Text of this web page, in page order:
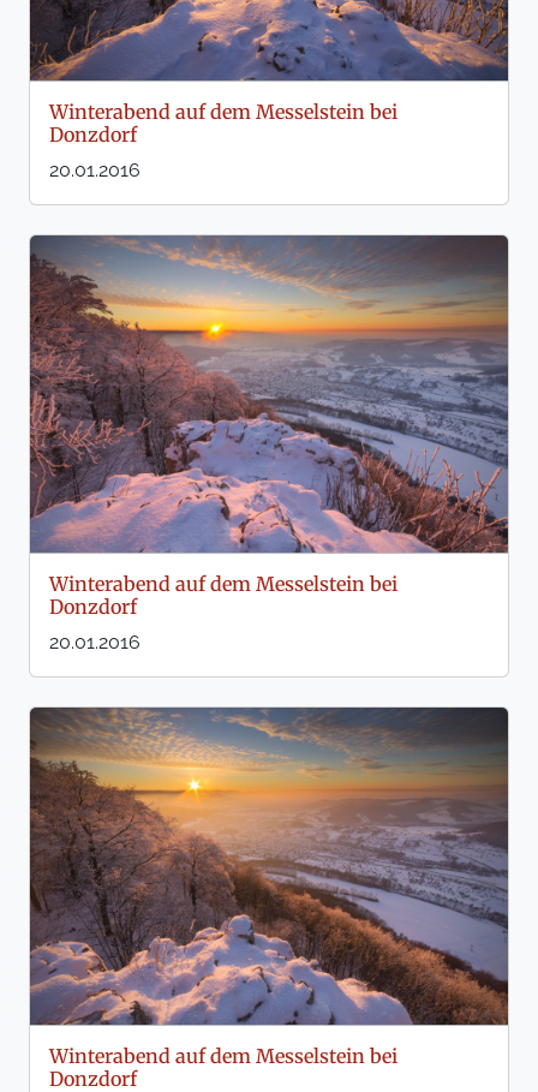
Winterabend auf dem Messelstein bei
Donzdorf
20.01.2016
Winterabend auf dem Messelstein bei
Donzdorf
20.01.2016
Winterabend auf dem Messelstein bei
Donzdorf